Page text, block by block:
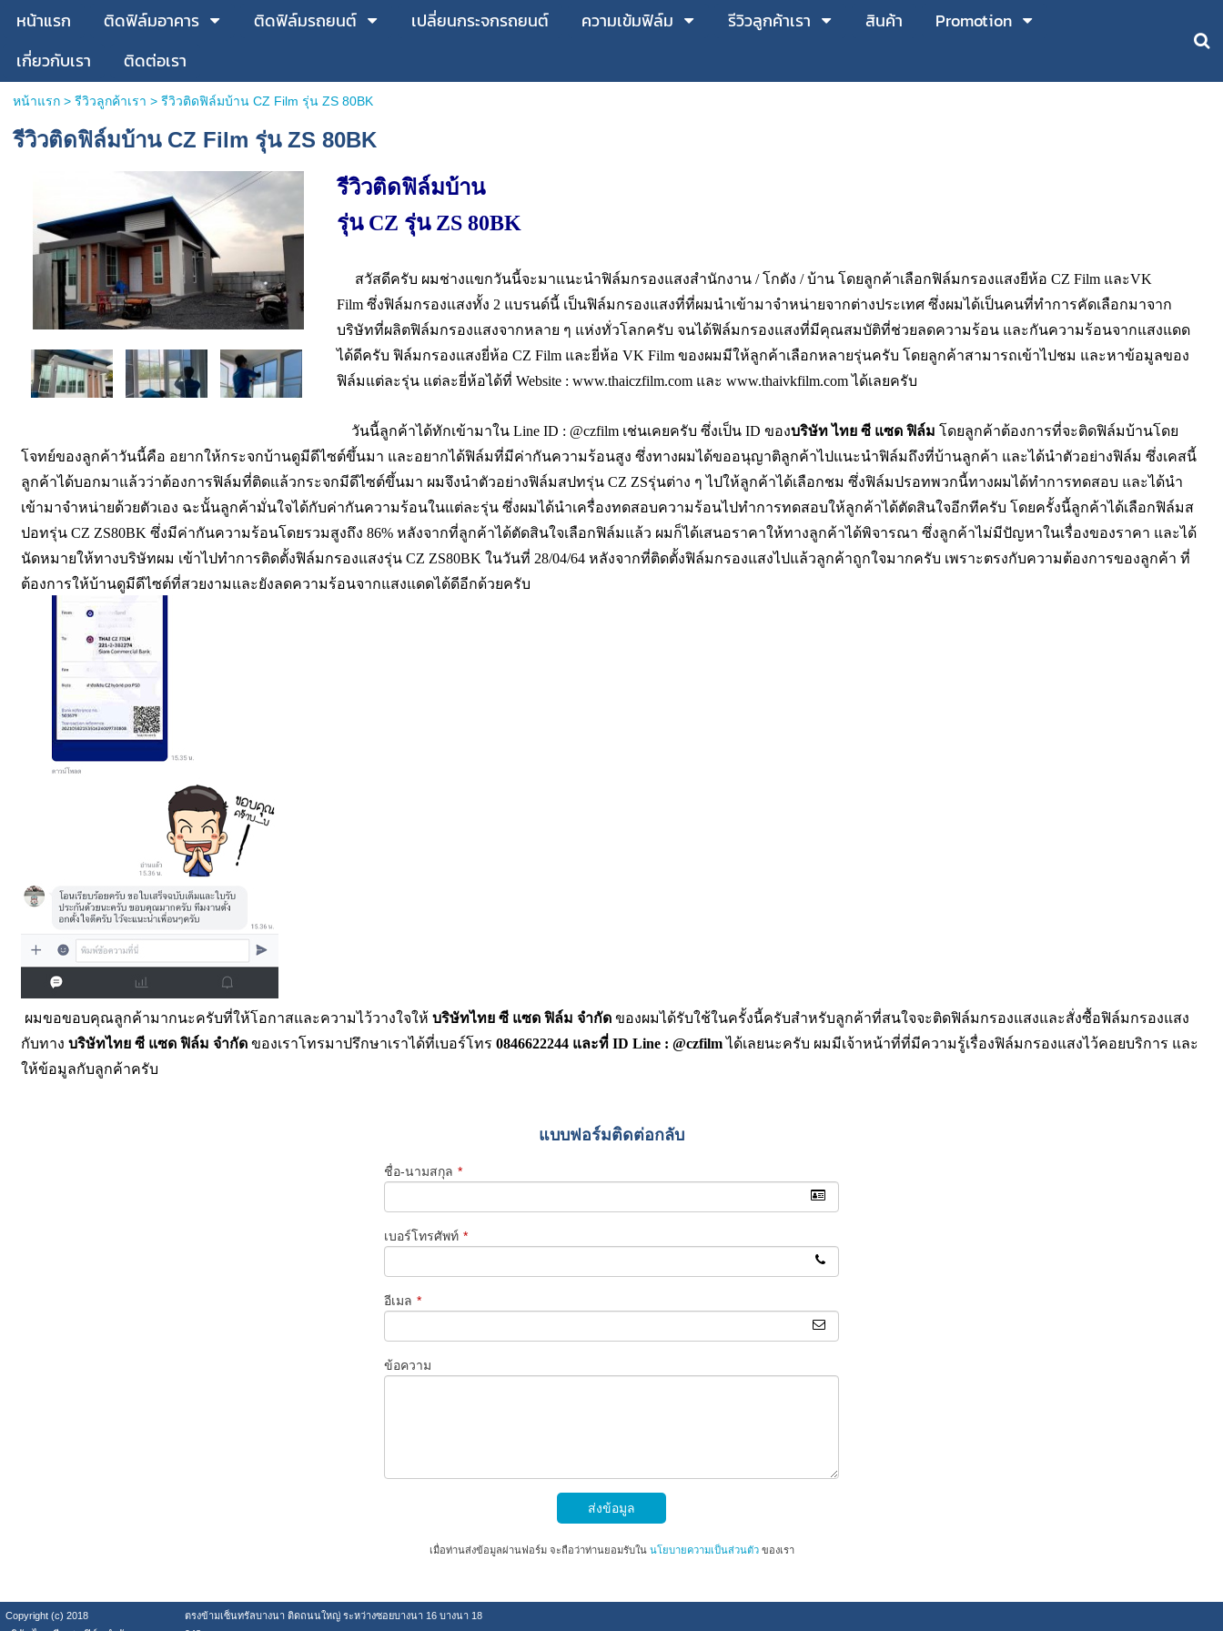
หน้าแรก ติดฟิล์มอาคาร ติดฟิล์มรถยนต์ เปลี่ยนกระจกรถยนต์ ความเข้มฟิล์ม รีวิวลูกค้าเรา สินค้า
Promotion
เกี่ยวกับเรา
ติดต่อเรา
หน้าแรก> รีวิวลูกค้าเรา > รีวิวติดฟิล์มบ้าน CZ Film รุ่น ZS 80BK
รีวิวติดฟิล์มบ้าน CZ Film รุ่น ZS 80BK
รีวิวติดฟิล์มบ้าน
รุ่น CZ รุ่น ZS 80BK
สวัสดีครับ ผมช่างแขกวันนี้จะมาแนะนำฟิล์มกรองแสงสำนักงาน / โกดัง / บ้าน โดยลูกค้าเลือกฟิล์มกรองแสงยีห้อ CZ Film และVK
Film ซึ่งฟิล์มกรองแสงทั้ง 2 แบรนด์นี้ เป็นฟิล์มกรองแสงที่ที่ผมนำเข้ามาจำหน่ายจากต่างประเทศ ซึ่งผมได้เป็นคนที่ทำการคัดเลือกมาจาก
บริษัทที่ผลิตฟิล์มกรองแสงจากหลาย ๆ แห่งทั่วโลกครับ จนได้ฟิล์มกรองแสงที่มีคุณสมบัติที่ช่วยลดความร้อน และกันความร้อนจากแสงแดด
ได้ดีครับ ฟิล์มกรองแสงยี่ห้อ CZ Film และยี่ห้อ VK Film ของผมมีให้ลูกค้าเลือกหลายรุ่นครับ โดยลูกค้าสามารถเข้าไปชม และหาข้อมูลของ
ฟิล์มแต่ละรุ่น แต่ละยี่ห้อได้ที่ Website :www.thaiczfilm.com และwww.thaivkfilm.comได้เลยครับ
วันนี้ลูกค้าได้ทักเข้ามาใน Line ID : @czfilm เช่นเคยครับ ซึ่งเป็น ID ของบริษัท ไทย ซี แซด ฟิล์มโดยลูกค้าต้องการที่จะติดฟิล์มบ้านโดย
โจทย์ของลูกค้าวันนี้คือ อยากให้กระจกบ้านดูมีดีไซต์ขึ้นมา และอยากได้ฟิล์มที่มีค่ากันความร้อนสูง ซึ่งทางผมได้ขออนุญาติลูกค้าไปแนะนำฟิล์มถึงที่บ้านลูกค้า และได้นำตัวอย่างฟิล์ม ซึ่งเคสนี้
ลูกค้าได้บอกมาแล้วว่าต้องการฟิล์มที่ติดแล้วกระจกมีดีไซต์ขึ้นมา ผมจึงนำตัวอย่างฟิล์มสปทรุ่น CZ ZSรุ่นต่าง ๆ ไปให้ลูกค้าได้เลือกชม ซึ่งฟิล์มปรอทพวกนี้ทางผมได้ทำการทดสอบ และได้นำ
เข้ามาจำหน่ายด้วยตัวเอง ฉะนั้นลูกค้ามั่นใจได้กับค่ากันความร้อนในแต่ละรุ่น ซึ่งผมได้นำเครื่องทดสอบความร้อนไปทำการทดสอบให้ลูกค้าได้ตัดสินใจอีกทีครับ โดยครั้งนี้ลูกค้าได้เลือกฟิล์มส
ปอทรุ่น CZ ZS80BK ซึ่งมีค่ากันความร้อนโดยรวมสูงถึง 86% หลังจากที่ลูกค้าได้ตัดสินใจเลือกฟิล์มแล้ว ผมก็ได้เสนอราคาให้ทางลูกค้าได้พิจารณา ซึ่งลูกค้าไม่มีปัญหาในเรื่องของราคา และได้
นัดหมายให้ทางบริษัทผม เข้าไปทำการติดตั้งฟิล์มกรองแสงรุ่น CZ ZS80BK ในวันที่ 28/04/64 หลังจากที่ติดตั้งฟิล์มกรองแสงไปแล้วลูกค้าถูกใจมากครับ เพราะตรงกับความต้องการของลูกค้า ที่
ต้องการให้บ้านดูมีดีไซต์ที่สวยงามและยังลดความร้อนจากแสงแดดได้ดีอีกด้วยครับ
ผมขอขอบคุณลูกค้ามากนะครับที่ให้โอกาสและความไว้วางใจให้บริษัทไทย ซี แซด ฟิล์ม จำกัด ของผมได้รับใช้ในครั้งนี้ครับสำหรับลูกค้าที่สนใจจะติดฟิล์มกรองแสงและสั่งซื้อฟิล์มกรองแสง
กับทางบริษัทไทย ซี แซด ฟิล์ม จำกัด ของเราโทรมาปรึกษาเราได้ที่เบอร์โทร 0846622244 และที่ ID Line : @czfilmได้เลยนะครับ ผมมีเจ้าหน้าที่ที่มีความรู้เรื่องฟิล์มกรองแสงไว้คอยบริการ และ
ให้ข้อมูลกับลูกค้าครับ
แบบฟอร์มติดต่อกลับ
ชื่อ-นามสกุล *
เบอร์โทรศัพท์ *
อีเมล *
ข้อความ
ส่งข้อมูล
เมื่อท่านส่งข้อมูลผ่านฟอร์ม จะถือว่าท่านยอมรับใน นโยบายความเป็นส่วนตัวของเรา
Copyright (c) 2018
ตรงข้ามเซ็นทรัลบางนา ติดถนนใหญ่ ระหว่างซอยบางนา 16 บางนา 18